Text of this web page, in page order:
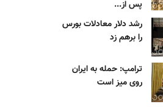
پس از...
رشد دلار معادلات بورس
را برهم زد
ترامپ: حمله به ایران
روی میز است